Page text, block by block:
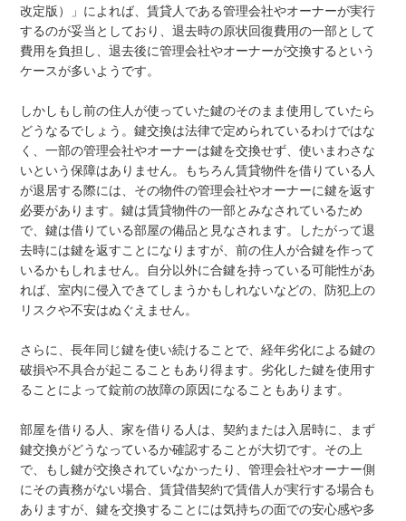
改定版）」によれば、賃貸人である管理会社やオーナーが実行
するのが妥当としており、退去時の原状回復費用の一部として
費用を負担し、退去後に管理会社やオーナーが交換するという
ケースが多いようです。
しかしもし前の住人が使っていた鍵のそのまま使用していたら
どうなるでしょう。鍵交換は法律で定められているわけではな
く、一部の管理会社やオーナーは鍵を交換せず、使いまわさな
いという保障はありません。もちろん賃貸物件を借りている人
が退居する際には、その物件の管理会社やオーナーに鍵を返す
必要があります。鍵は賃貸物件の一部とみなされているため
で、鍵は借りている部屋の備品と見なされます。したがって退
去時には鍵を返すことになりますが、前の住人が合鍵を作って
いるかもしれません。自分以外に合鍵を持っている可能性があ
れば、室内に侵入できてしまうかもしれないなどの、防犯上の
リスクや不安はぬぐえません。
さらに、長年同じ鍵を使い続けることで、経年劣化による鍵の
破損や不具合が起こることもあり得ます。劣化した鍵を使用す
ることによって錠前の故障の原因になることもあります。
部屋を借りる人、家を借りる人は、契約または入居時に、まず
鍵交換がどうなっているか確認することが大切です。その上
で、もし鍵が交換されていなかったり、管理会社やオーナー側
にその責務がない場合、賃貸借契約で賃借人が実行する場合も
ありますが、鍵を交換することには気持ちの面での安心感や多